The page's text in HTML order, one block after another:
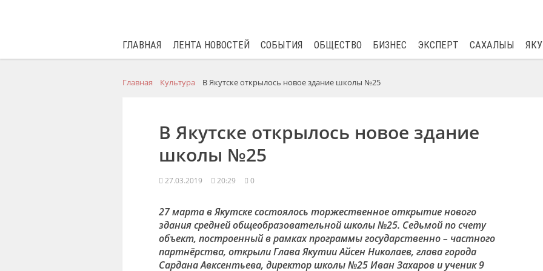
ГЛАВНАЯ ЛЕНТА НОВОСТЕЙ СОБЫТИЯ ОБЩЕСТВО БИЗНЕС ЭКСПЕРТ САХАЛЫЫ
Главная Культура В Якутске открылось новое здание школы №25
В Якутске открылось новое здание
школы №25
27.03.2019 20:29 0
27 марта в Якутске состоялось торжественное открытие нового
здания средней общеобразовательной школы №25. Седьмой по счету
объект, построенный в рамках программы государственно – частного
партнёрства, открыли Глава Якутии Айсен Николаев, глава города
Сардана Авксентьева, директор школы №25 Иван Захаров и ученик 9